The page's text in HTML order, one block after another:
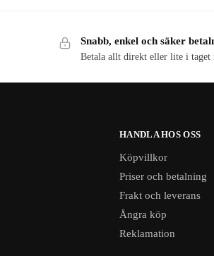
Snabb, enkel och säker
Betala allt direkt eller lite i taget
HANDLA HOS OSS
Köpvillkor
Priser och betalning
Frakt och leverans
Ångra köp
Reklamation